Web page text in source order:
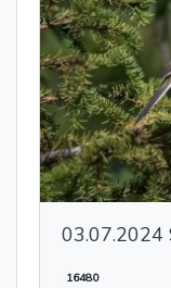
03.07.2024
16480